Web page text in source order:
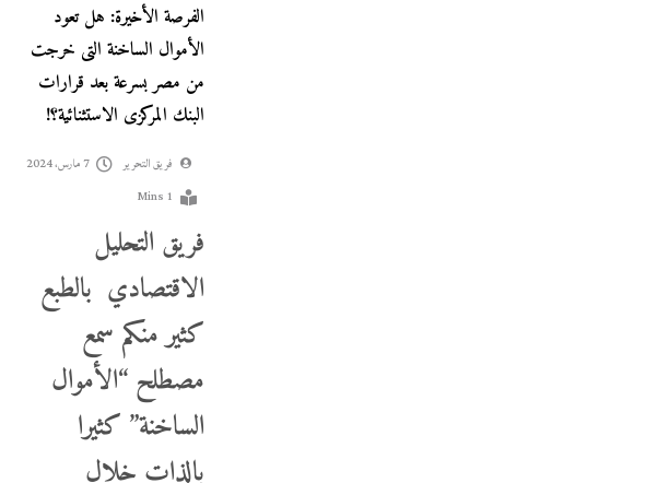
الفرصة الأخيرة: هل تعود
الأموال الساخنة التى خرجت
من مصر بسرعة بعد قرارات
البنك المركزى الاستثنائية؟!
فريق التحرير
7 مارس، 2024
1 Mins
فريق التحليل
الاقتصادي بالطبع
كثير منكم سمع
مصطلح “الأموال
الساخنة” كثيرا
بالذات خلال